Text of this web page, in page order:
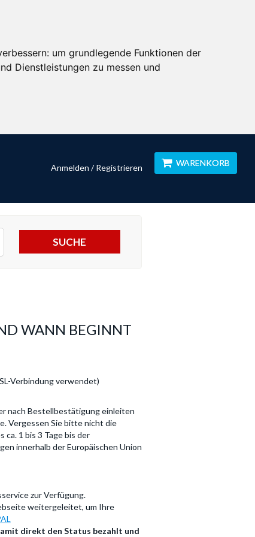
um grundlegende Funktionen der
Dienstleistungen zu messen und
Anmelden / Registrieren WARENKORB
SUCHE
WANN BEGINNT
Verbindung verwendet)
nach Bestellbestätigung einleiten
Vergessen Sie bitte nicht die
ca. 1 bis 3 Tage bis der
innerhalb der Europäischen Union
zur Verfügung.
weitergeleitet, um Ihre
direkt den Status bezahlt und